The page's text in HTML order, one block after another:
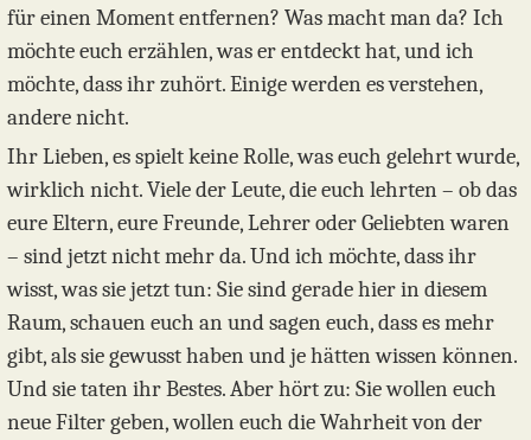
für einen Moment entfernen? Was macht man da? Ich
möchte euch erzählen, was er entdeckt hat, und ich
möchte, dass ihr zuhört. Einige werden es verstehen,
andere nicht.
Ihr Lieben, es spielt keine Rolle, was euch gelehrt wurde,
wirklich nicht. Viele der Leute, die euch lehrten – ob das
eure Eltern, eure Freunde, Lehrer oder Geliebten waren
– sind jetzt nicht mehr da. Und ich möchte, dass ihr
wisst, was sie jetzt tun: Sie sind gerade hier in diesem
Raum, schauen euch an und sagen euch, dass es mehr
gibt, als sie gewusst haben und je hätten wissen können.
Und sie taten ihr Bestes. Aber hört zu: Sie wollen euch
neue Filter geben, wollen euch die Wahrheit von der